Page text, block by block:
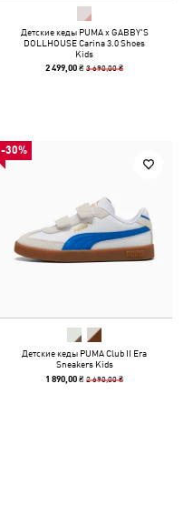
Детские кеды PUMA x GABBY'S
DOLLHOUSE Carina 3.0 Shoes
Kids
2 499,00 ₴3 690,00 ₴
-30%
Детские кеды PUMA Club II Era
Sneakers Kids
1 890,00 ₴2 690,00 ₴